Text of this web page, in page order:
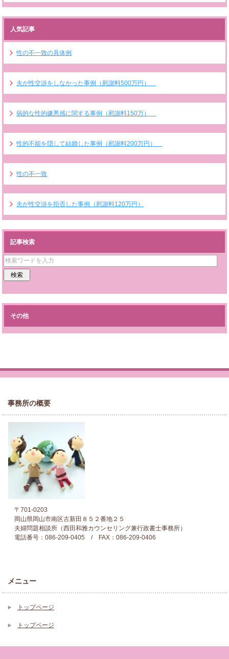
人気記事
性の不一致の具体例
夫が性交渉をしなかった事例（慰謝料500万円）
病的な性的嫌悪感に関する事例（慰謝料150万）
性的不能を隠して結婚した事例（慰謝料200万円）
性の不一致
夫が性交渉を拒否した事例（慰謝料120万円）
記事検索
その他
事務所の概要
〒701-0203
岡山県岡山市南区古新田８５２番地２５
夫婦問題相談所（西田和雅カウンセリング兼行政書士事務所）
電話番号：086-209-0405 / FAX：086-209-0406
メニュー
トップページ
トップページ